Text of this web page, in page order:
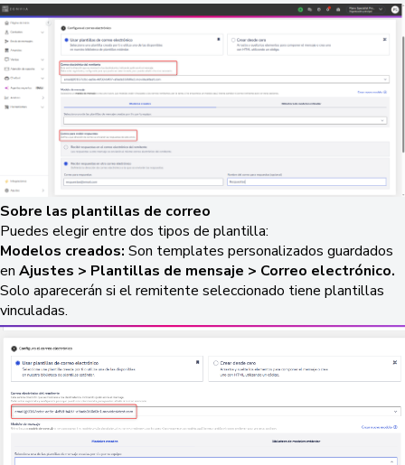
Sobre las plantillas de correo
Puedes elegir entre dos tipos de plantilla:
Modelos creados: Son templates personalizados guardados
en Ajustes > Plantillas de mensaje > Correo electrónico.
Solo aparecerán si el remitente seleccionado tiene plantillas
vinculadas.